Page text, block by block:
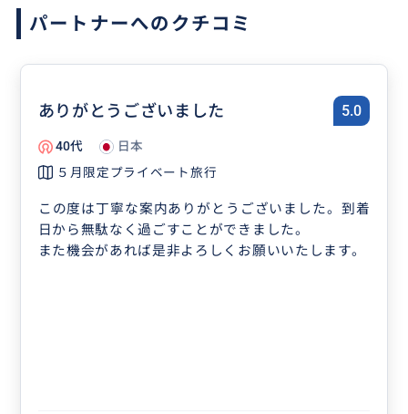
パートナーへのクチコミ
ありがとうございました 5.0
40代
日本
５月限定プライベート旅行
この度は丁寧な案内ありがとうございました。到着
日から無駄なく過ごすことができました。
また機会があれば是非よろしくお願いいたします。